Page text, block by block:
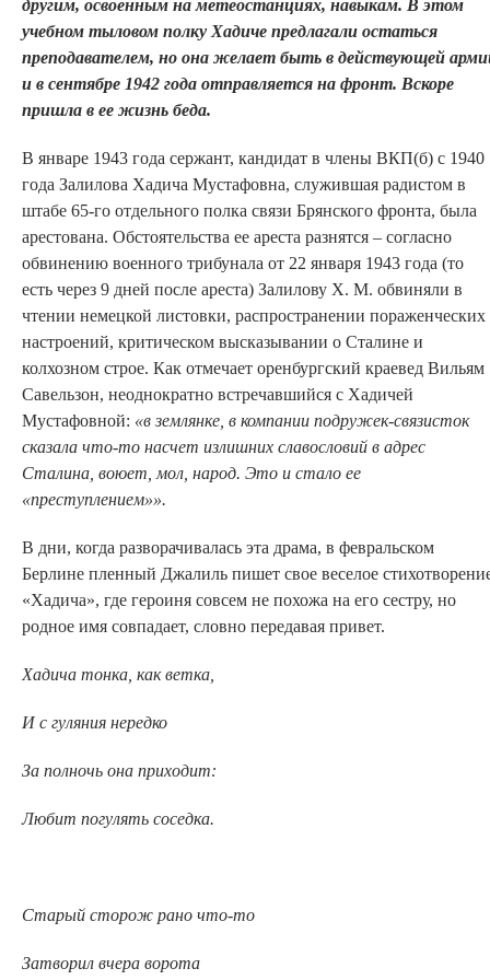
другим, освоенным на метеостанциях, навыкам. В этом
учебном тыловом полку Хадиче предлагали остаться
преподавателем, но она желает быть в действующей
и в сентябре 1942 года отправляется на фронт. Вскоре
пришла в ее жизнь беда.
В январе 1943 года сержант, кандидат в члены ВКП(б) с 1940
года Залилова Хадича Мустафовна, служившая радистом в
штабе 65-го отдельного полка связи Брянского фронта, была
арестована. Обстоятельства ее ареста разнятся – согласно
обвинению военного трибунала от 22 января 1943 года (то
есть через 9 дней после ареста) Залилову Х. М. обвиняли в
чтении немецкой листовки, распространении пораженческих
настроений, критическом высказывании о Сталине и
колхозном строе. Как отмечает оренбургский краевед Вильям
Савельзон, неоднократно встречавшийся с Хадичей
Мустафовной: «в землянке, в компании подружек-связисток
сказала что-то насчет излишних славословий в адрес
Сталина, воюет, мол, народ. Это и стало ее
«преступлением»».
В дни, когда разворачивалась эта драма, в февральском
Берлине пленный Джалиль пишет свое веселое
«Хадича», где героиня совсем не похожа на его сестру, но
родное имя совпадает, словно передавая привет.
Хадича тонка, как ветка,
И с гуляния нередко
За полночь она приходит:
Любит погулять соседка.
Старый сторож рано что-то
Затворил вчера ворота